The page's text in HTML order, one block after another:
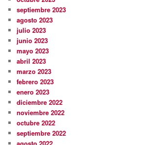
septiembre 2023
agosto 2023
julio 2023
junio 2023
mayo 2023
abril 2023
marzo 2023
febrero 2023
enero 2023
diciembre 2022
noviembre 2022
octubre 2022
septiembre 2022